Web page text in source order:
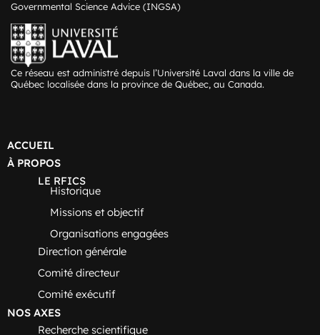
Governmental Science Advice (INGSA)
Ce réseau est administré depuis l’Université Laval dans la ville de
Québec localisée dans la province de Québec, au Canada.
ACCUEIL
À PROPOS
LE RFICS
Historique
Missions et objectif
Organisations engagées
Direction générale
Comité directeur
Comité exécutif
NOS AXES
Recherche scientifique